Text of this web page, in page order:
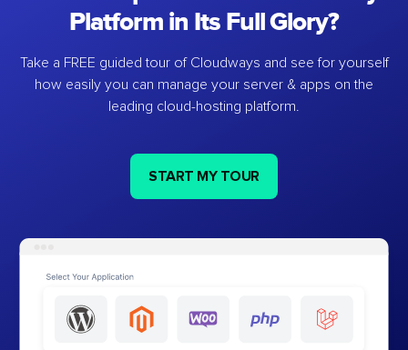
Platform in Its Full Glory?
Take a FREE guided tour of Cloudways and see for yourself
how easily you can manage your server & apps on the
leading cloud-hosting platform.
START MY TOUR